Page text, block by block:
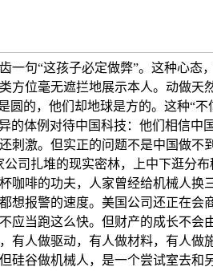
一句“这孩子必定做弊”。这种心
方位毫无遮拦地展示本人。动做
圆的，他们却地球是方的。这种“
的体例对待中国科技：他们相信
刺激。但实正的问题不是中国做
司扎堆的现实密林，上中下逛分
咖啡的功夫，人家曾经给机械人换
想报警的速度。美国公司还正在
应当跑这么快。但财产的成长不
有人做驱动，有人做材料，有人
硅谷做机械人，是一个尝试室去